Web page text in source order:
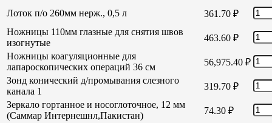
Лоток п/о 260мм нерж., 0,5 л 361.70 ₽
Ножницы 110мм глазные для снятия швов
изогнутые
463.60 ₽
Ножницы коагуляционные для
лапароскопических операций 36 см
56,975.40 ₽
Зонд конический д/промывания слезного
канала 1
319.70 ₽
Зеркало гортанное и носоглоточное, 12 мм
(Саммар Интернешнл,Пакистан)
74.30 ₽